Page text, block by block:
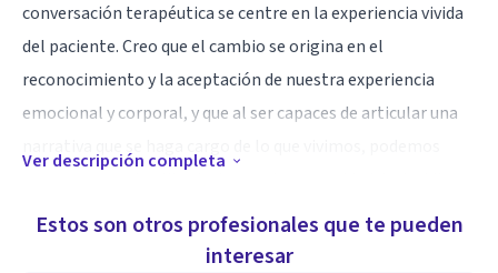
conversación terapéutica se centre en la experiencia vivida
del paciente. Creo que el cambio se origina en el
reconocimiento y la aceptación de nuestra experiencia
emocional y corporal, y que al ser capaces de articular una
Aptitudes
Ver descripción completa
Estos son otros profesionales que te pueden
interesar